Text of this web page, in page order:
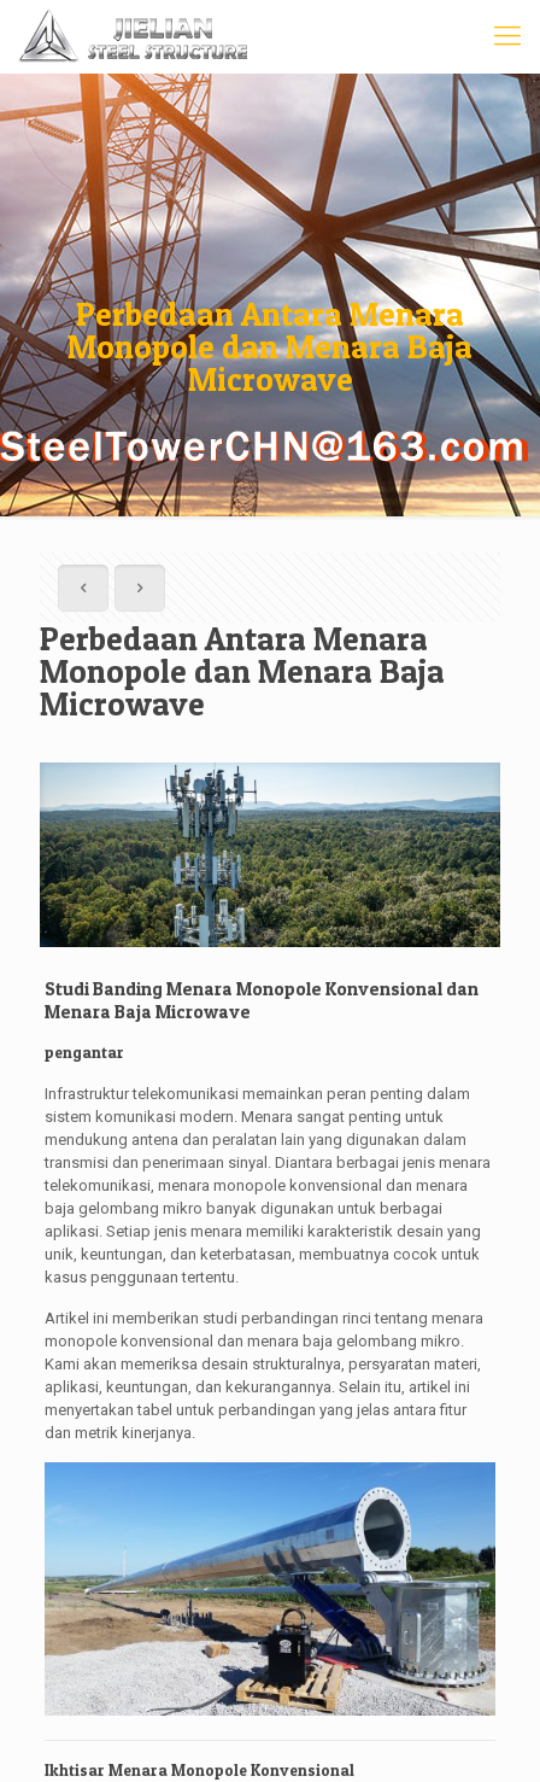
Perbedaan Antara Menara
Monopole dan Menara Baja
Microwave
Perbedaan Antara Menara
Monopole dan Menara Baja
Microwave
Studi Banding Menara Monopole Konvensional dan
Menara Baja Microwave
pengantar
Infrastruktur telekomunikasi memainkan peran penting dalam
sistem komunikasi modern. Menara sangat penting untuk
mendukung antena dan peralatan lain yang digunakan dalam
transmisi dan penerimaan sinyal. Diantara berbagai jenis menara
telekomunikasi, menara monopole konvensional dan menara
baja gelombang mikro banyak digunakan untuk berbagai
aplikasi. Setiap jenis menara memiliki karakteristik desain yang
unik, keuntungan, dan keterbatasan, membuatnya cocok untuk
kasus penggunaan tertentu.
Artikel ini memberikan studi perbandingan rinci tentang menara
monopole konvensional dan menara baja gelombang mikro.
Kami akan memeriksa desain strukturalnya, persyaratan materi,
aplikasi, keuntungan, dan kekurangannya. Selain itu, artikel ini
menyertakan tabel untuk perbandingan yang jelas antara fitur
dan metrik kinerjanya.
Ikhtisar Menara Monopole Konvensional